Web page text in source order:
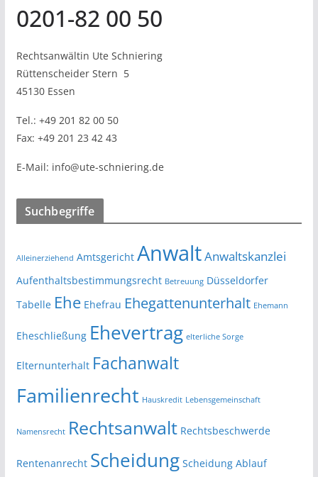
0201-82 00 50
Rechtsanwältin Ute Schniering
Rüttenscheider Stern 5
45130 Essen
Tel.: +49 201 82 00 50
Fax: +49 201 23 42 43
E-Mail: info@ute-schniering.de
Suchbegriffe
Alleinerziehend Amtsgericht AnwaltAnwaltskanzlei
Aufenthaltsbestimmungsrecht Betreuung Düsseldorfer
Tabelle Ehe Ehefrau Ehegattenunterhalt Ehemann
Eheschließung Ehevertrag elterliche Sorge
Elternunterhalt Fachanwalt
Familienrecht Hauskredit Lebensgemeinschaft
Namensrecht Rechtsanwalt Rechtsbeschwerde
Rentenanrecht Scheidung Scheidung Ablauf